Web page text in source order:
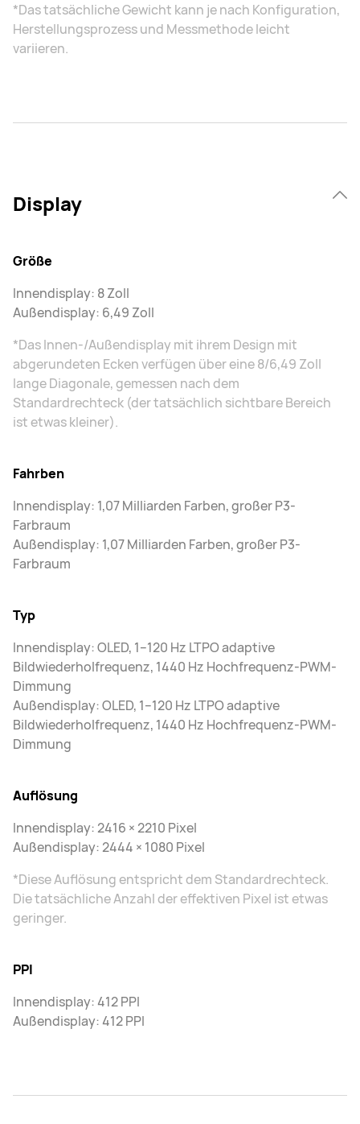
*Das tatsächliche Gewicht kann je nach Konfiguration,
Herstellungsprozess und Messmethode leicht
variieren.
Display
Größe
Innendisplay: 8 Zoll
Außendisplay: 6,49 Zoll
*Das Innen-/Außendisplay mit ihrem Design mit
abgerundeten Ecken verfügen über eine 8/6,49 Zoll
lange Diagonale, gemessen nach dem
Standardrechteck (der tatsächlich sichtbare Bereich
ist etwas kleiner).
Fahrben
Innendisplay: 1,07 Milliarden Farben, großer P3-
Farbraum
Außendisplay: 1,07 Milliarden Farben, großer P3-
Farbraum
Typ
Innendisplay: OLED, 1–120 Hz LTPO adaptive
Bildwiederholfrequenz, 1440 Hz Hochfrequenz-PWM-
Dimmung
Außendisplay: OLED, 1–120 Hz LTPO adaptive
Bildwiederholfrequenz, 1440 Hz Hochfrequenz-PWM-
Dimmung
Auflösung
Innendisplay: 2416 × 2210 Pixel
Außendisplay: 2444 × 1080 Pixel
*Diese Auflösung entspricht dem Standardrechteck.
Die tatsächliche Anzahl der effektiven Pixel ist etwas
geringer.
PPI
Innendisplay: 412 PPI
Außendisplay: 412 PPI